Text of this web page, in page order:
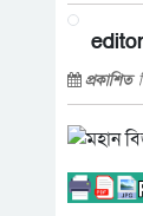
editor
প্রকাশিত